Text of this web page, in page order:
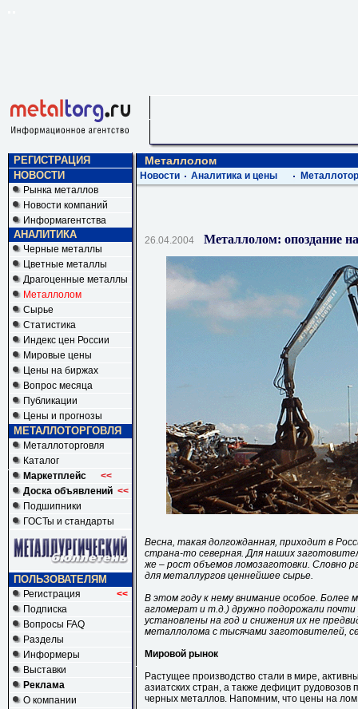
РЕГИСТРАЦИЯ
НОВОСТИ
Рынка металлов
Новости компаний
Информагентства
АНАЛИТИКА
Черные металлы
Цветные металлы
Драгоценные металлы
Металлолом
Сырье
Статистика
Индекс цен России
Мировые цены
Цены на биржах
Вопрос месяца
Публикации
Цены и прогнозы
МЕТАЛЛОТОРГОВЛЯ
Металлоторговля
Каталог
Маркетплейс
<<
Доска объявлений <<
Подшипники
ГОСТы и стандарты
ПОЛЬЗОВАТЕЛЯМ
Регистрация <<
Подписка
Вопросы FAQ
Разделы
Информеры
Выставки
Реклама
О компании
Металлолом
Новости Аналитика и цены
26.04.2004 Металлолом: опоздание
Весна, такая долгожданная, приходит в
страна-то северная. Для наших
же – рост объемов ломозаготовки. Словно
для металлургов ценнейшее сырье.
В этом году к нему внимание особое. Более
агломерат и т.д.) дружно подорожали
установлены на год и снижения их не
металлолома с тысячами заготовителей,
Мировой рынок
Растущее производство стали в мире,
азиатских стран, а также дефицит
черных металлов. Напомним, что цены на